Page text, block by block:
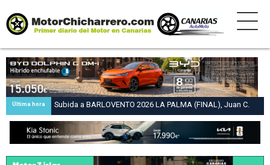
Última hora
Subida a BARLOVENTO 2026 LA PALMA (FINAL), Juan C.
Brito y Carlos A. Pérez hacen suya la victoria en la 47 Subida
a Barlovento